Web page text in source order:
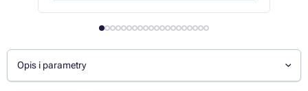
Opis i parametry